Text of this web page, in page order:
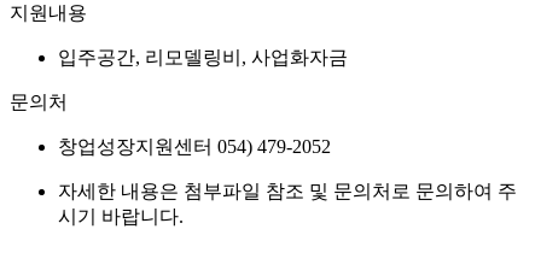
지원내용
입주공간, 리모델링비, 사업화자금
문의처
창업성장지원센터 054) 479-2052
자세한 내용은 첨부파일 참조 및 문의처로 문의하여 주
시기 바랍니다.